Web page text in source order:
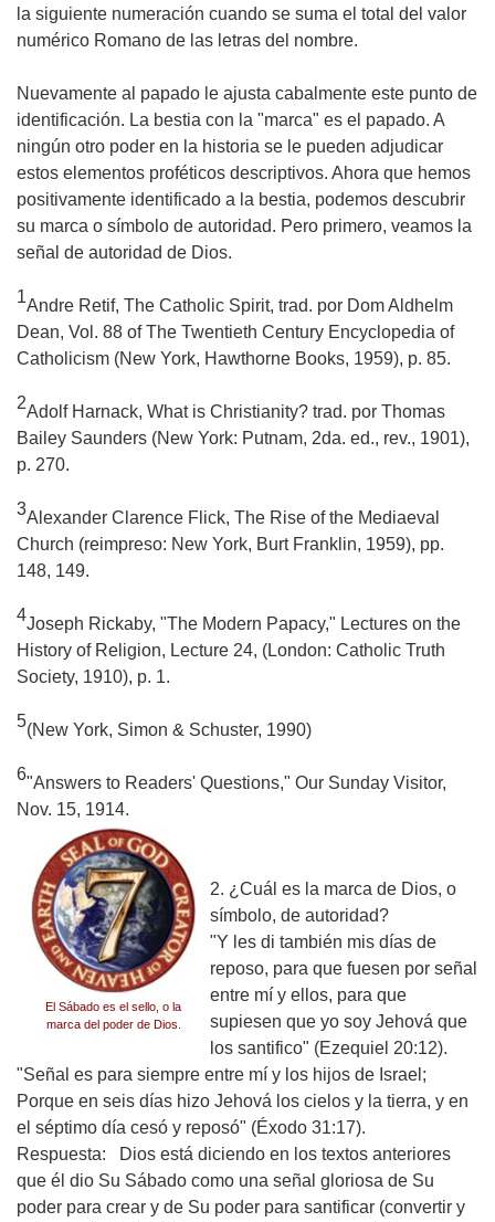
la siguiente numeración cuando se suma el total del valor
numérico Romano de las letras del nombre.
Nuevamente al papado le ajusta cabalmente este punto de
identificación. La bestia con la "marca" es el papado. A
ningún otro poder en la historia se le pueden adjudicar
estos elementos proféticos descriptivos. Ahora que hemos
positivamente identificado a la bestia, podemos descubrir
su marca o símbolo de autoridad. Pero primero, veamos la
señal de autoridad de Dios.
1Andre Retif, The Catholic Spirit, trad. por Dom Aldhelm
Dean, Vol. 88 ofThe Twentieth Century Encyclopedia of
Catholicism (New York, Hawthorne Books, 1959), p. 85.
2Adolf Harnack, What is Christianity? trad. por Thomas
Bailey Saunders (New York: Putnam, 2da. ed., rev., 1901),
p. 270.
3Alexander Clarence Flick, The Rise of the Mediaeval
Church (reimpreso: New York, Burt Franklin, 1959), pp.
148, 149.
4Joseph Rickaby, "The Modern Papacy," Lectures on the
History of Religion, Lecture 24, (London: Catholic Truth
Society, 1910), p. 1.
5(New York, Simon & Schuster, 1990)
6"Answers to Readers' Questions," Our Sunday Visitor,
Nov. 15, 1914.
El Sábado es el sello, o la
marca del poder de Dios.
2. ¿Cuál es la marca de Dios, o
símbolo, de autoridad?
"Y les di también mis días de
reposo, para que fuesen por señal
entre mí y ellos, para que
supiesen que yo soy Jehová que
los santifico" (Ezequiel 20:12).
"Señal es para siempre entre mí y los hijos de Israel;
Porque en seis días hizo Jehová los cielos y la tierra, y en
el séptimo día cesó y reposó" (Éxodo 31:17).
Respuesta: Dios está diciendo en los textos anteriores
que él dio Su Sábado como una señal gloriosa de Su
poder para crear y de Su poder para santificar (convertir y